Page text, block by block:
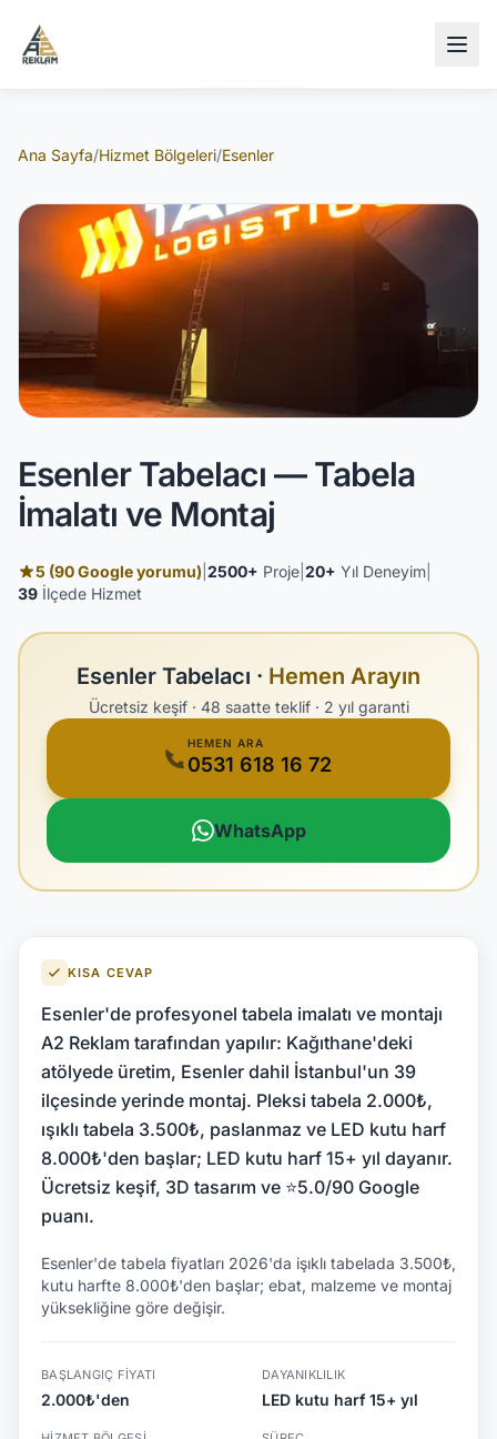
Ana Sayfa/Hizmet Bölgeleri/Esenler
Esenler Tabelacı — Tabela
İmalatı ve Montaj
5 (90 Google yorumu) 2500+ Proje 20+ Yıl Deneyim
39 İlçede Hizmet
Esenler Tabelacı · Hemen Arayın
Ücretsiz keşif · 48 saatte teklif · 2 yıl garanti
HEMEN ARA
0531 618 16 72
WhatsApp
KISA CEVAP
Esenler'de profesyonel tabela imalatı ve montajı
A2 Reklam tarafından yapılır: Kağıthane'deki
atölyede üretim, Esenler dahil İstanbul'un 39
ilçesinde yerinde montaj. Pleksi tabela 2.000₺,
ışıklı tabela 3.500₺, paslanmaz ve LED kutu harf
8.000₺'den başlar; LED kutu harf 15+ yıl dayanır.
Ücretsiz keşif, 3D tasarım ve ⭐5.0/90 Google
puanı.
Esenler'de tabela fiyatları 2026'da işıklı tabelada 3.500₺,
kutu harfte 8.000₺'den başlar; ebat, malzeme ve montaj
yüksekliğine göre değişir.
BAŞLANGIÇ FIYATI
2.000₺'den
DAYANIKLILIK
LED kutu harf 15+ yıl